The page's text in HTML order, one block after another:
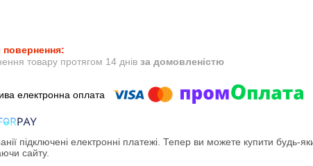
товару протягом 14 днів за домовленістю
підключені електронні платежі. Тепер ви можете купити будь-
сайту.